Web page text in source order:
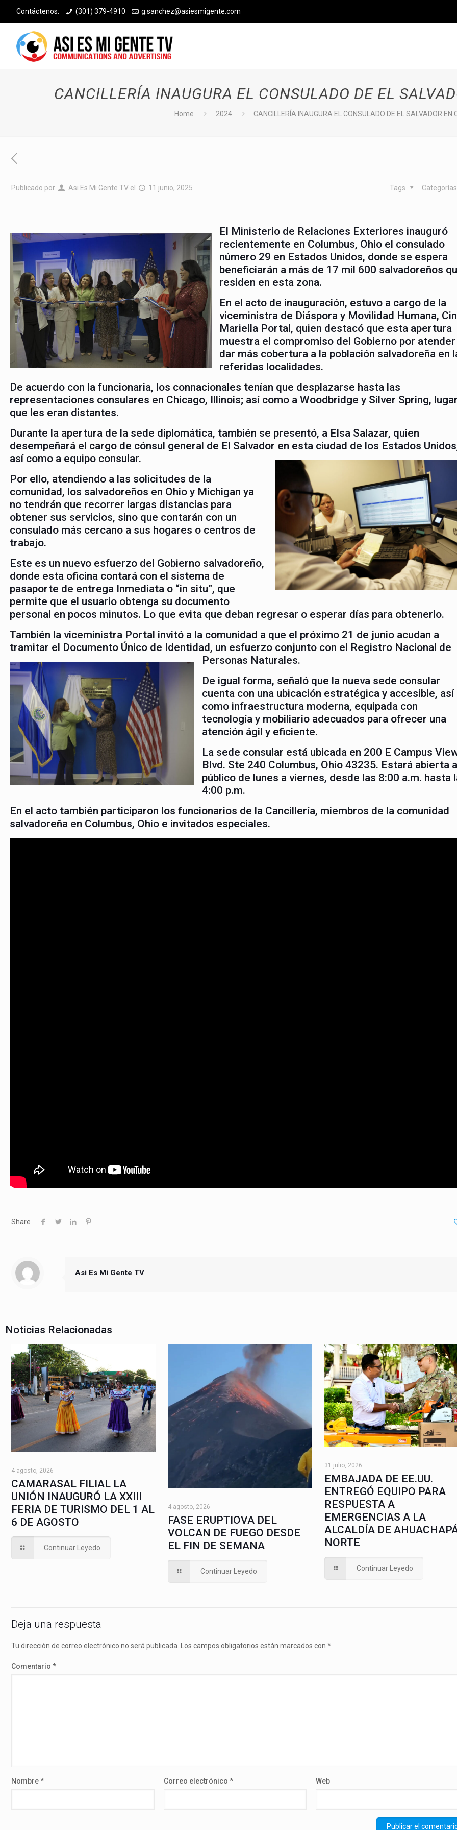
Contáctenos: (301) 379-4910 g.sanchez@asiesmigente.com
CANCILLERÍA INAUGURA EL CONSULADO DE EL
Home 2024 CANCILLERÍA INAUGURA EL CONSULADO DE EL SALVADOR EN
Publicado por Asi Es Mi Gente TV el 11 junio, 2025 Tags
El Ministerio de Relaciones Exteriores inauguró
recientemente en Columbus, Ohio el consulado
número 29 en Estados Unidos, donde se espera
beneficiarán a más de 17 mil 600 salvadoreños
residen en esta zona.
En el acto de inauguración, estuvo a cargo de la
viceministra de Diáspora y Movilidad Humana,
Mariella Portal, quien destacó que esta apertura
muestra el compromiso del Gobierno por atender
dar más cobertura a la población salvadoreña en
referidas localidades.
De acuerdo con la funcionaria, los connacionales tenían que desplazarse hasta las
representaciones consulares en Chicago, Illinois; así como a Woodbridge y Silver Spring,
que les eran distantes.
Durante la apertura de la sede diplomática, también se presentó, a Elsa Salazar, quien
desempeñará el cargo de cónsul general de El Salvador en esta ciudad de los Estados
así como a equipo consular.
Por ello, atendiendo a las solicitudes de la
comunidad, los salvadoreños en Ohio y Michigan ya
no tendrán que recorrer largas distancias para
obtener sus servicios, sino que contarán con un
consulado más cercano a sus hogares o centros de
trabajo.
Este es un nuevo esfuerzo del Gobierno salvadoreño,
donde esta oficina contará con el sistema de
pasaporte de entrega Inmediata o “in situ”, que
permite que el usuario obtenga su documento
personal en pocos minutos. Lo que evita que deban regresar o esperar días para obtenerlo.
También la viceministra Portal invitó a la comunidad a que el próximo 21 de junio acudan a
tramitar el Documento Único de Identidad, un esfuerzo conjunto con el Registro Nacional de
Personas Naturales.
De igual forma, señaló que la nueva sede consular
cuenta con una ubicación estratégica y accesible, así
como infraestructura moderna, equipada con
tecnología y mobiliario adecuados para ofrecer una
atención ágil y eficiente.
La sede consular está ubicada en 200 E Campus
Blvd. Ste 240 Columbus, Ohio 43235. Estará abierta
público de lunes a viernes, desde las 8:00 a.m. hasta
4:00 p.m.
En el acto también participaron los funcionarios de la Cancillería, miembros de la comunidad
salvadoreña en Columbus, Ohio e invitados especiales.
Share
Asi Es Mi Gente TV
Noticias Relacionadas
4 agosto, 2026
CAMARASAL FILIAL LA
UNIÓN INAUGURÓ LA XXIII
FERIA DE TURISMO DEL 1 AL
6 DE AGOSTO
Continuar Leyedo
4 agosto, 2026
FASE ERUPTIOVA DEL
VOLCAN DE FUEGO DESDE
EL FIN DE SEMANA
Continuar Leyedo
31 julio, 2026
EMBAJADA DE EE.UU.
ENTREGÓ EQUIPO PARA
RESPUESTA A
EMERGENCIAS A LA
ALCALDÍA DE
NORTE
Continuar Leyedo
Deja una respuesta
Tu dirección de correo electrónico no será publicada. Los campos obligatorios están marcados con *
Comentario *
Nombre* Correo electrónico * Web